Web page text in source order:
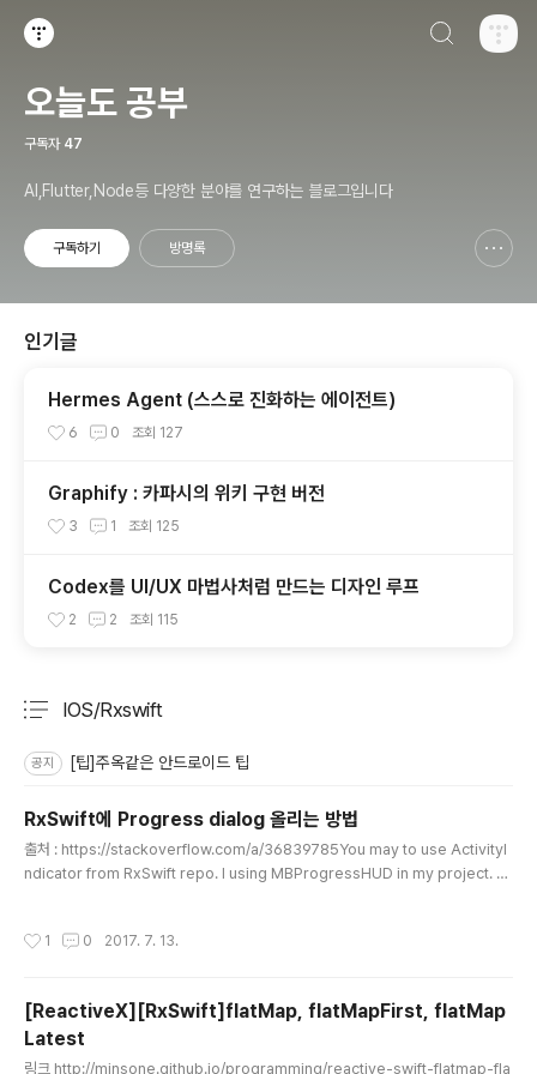
오늘도 공부
구독자 47
AI,Flutter,Node등 다양한 분야를 연구하는 블로그입니다
구독하기 방명록
인기글
Hermes Agent (스스로 진화하는 에이전트)
6 0 조회 127
Graphify : 카파시의 위키 구현 버전
3 1 조회 125
Codex를 UI/UX 마법사처럼 만드는 디자인 루프
2 2 조회 115
IOS/Rxswift
공지 [팁]주옥같은 안드로이드 팁
RxSwift에 Progress dialog 올리는 방법
출처 : https://stackoverflow.com/a/36839785You may to use ActivityI
ndicator from RxSwift repo. I using MBProgressHUD in my project. At
s. */ public var rx_mbprogresshud_animating: AnyObserver { return
1 0 2017. 7. 13.
[ReactiveX][RxSwift]flatMap, flatMapFirst, flatMap
Latest
링크 http://minsone.github.io/programming/reactive-swift-flatmap-fla